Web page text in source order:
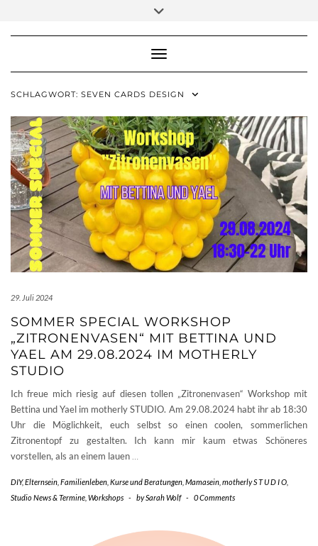
Toggle Navigation
SCHLAGWORT: SEVEN CARDS DESIGN
29. Juli 2024
SOMMER SPECIAL WORKSHOP
„ZITRONENVASEN“ MIT BETTINA UND
YAEL AM 29.08.2024 IM MOTHERLY
STUDIO
Ich freue mich riesig auf diesen tollen „Zitronenvasen“ Workshop mit
Bettina und Yael im motherly STUDIO. Am 29.08.2024 habt ihr ab 18:30
Uhr die Möglichkeit, euch selbst so einen coolen, sommerlichen
Zitronentopf zu gestalten. Ich kann mir kaum etwas Schöneres
vorstellen, als an einem lauen
DIY,Elternsein Familienleben Kurse und Beratungen Mamasein motherly S T U D I O
Studio News & Termine Workshops - bySarah Wolf - 0 Comments